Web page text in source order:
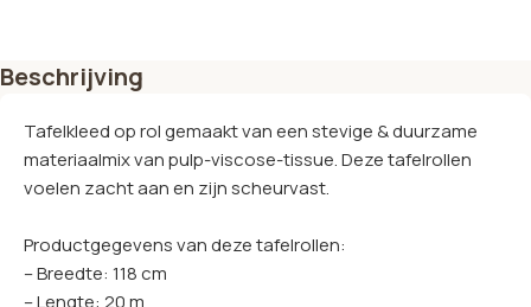
Beschrijving
Tafelkleed op rol gemaakt van een stevige & duurzame
materiaalmix van pulp-viscose-tissue. Deze tafelrollen
voelen zacht aan en zijn scheurvast.
Productgegevens van deze tafelrollen:
– Breedte: 118 cm
– Lengte: 20 m